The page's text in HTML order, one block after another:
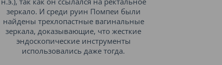
зеркало. И среди руин Помпеи были
найдены трехлопастные вагинальные
зеркала, доказывающие, что жесткие
эндоскопические инструменты
использовались даже тогда.